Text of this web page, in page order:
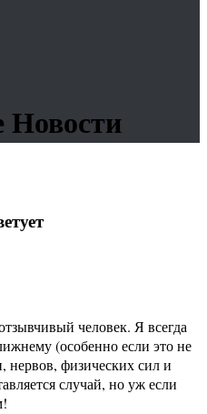
Новости
человек. Я всегда
(особенно если это не
нервов, физических сил и
случай, но уж если